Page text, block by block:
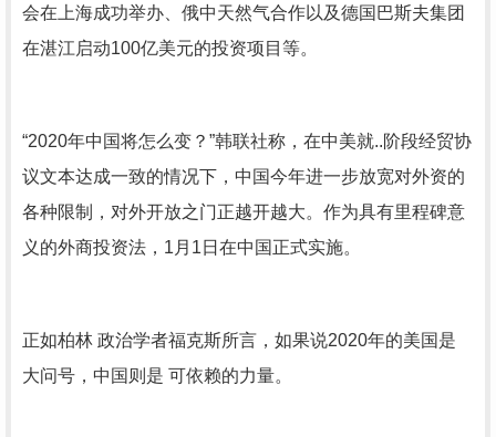
会在上海成功举办、俄中天然气合作以及德国巴斯夫集团
在湛江启动100亿美元的投资项目等。
“2020年中国将怎么变？”韩联社称，在中美就..阶段经贸协
议文本达成一致的情况下，中国今年进一步放宽对外资的
各种限制，对外开放之门正越开越大。作为具有里程碑意
义的外商投资法，1月1日在中国正式实施。
正如柏林 政治学者福克斯所言，如果说2020年的美国是
大问号，中国则是 可依赖的力量。